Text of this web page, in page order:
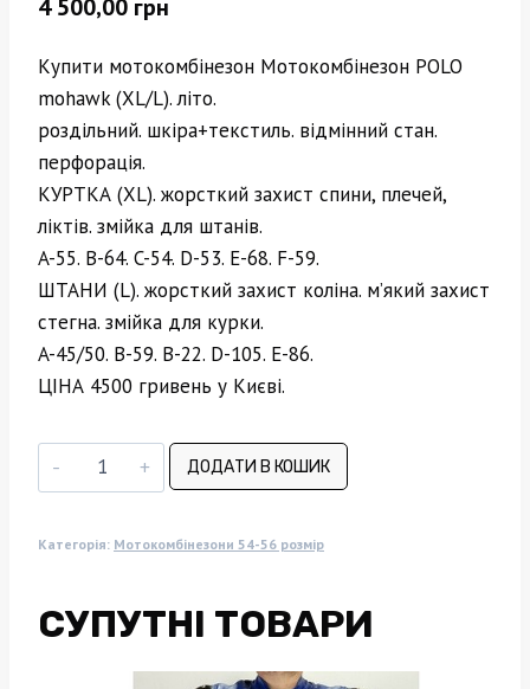
4 500,00 грн
Купити мотокомбінезон Мотокомбінезон POLO
mohawk (XL/L). літо.
роздільний. шкіра+текстиль. відмінний стан.
перфорація.
КУРТКА (XL). жорсткий захист спини, плечей,
ліктів. змійка для штанів.
A-55. B-64. C-54. D-53. E-68. F-59.
ШТАНИ (L). жорсткий захист коліна. м’який захист
стегна. змійка для курки.
A-45/50. B-59. B-22. D-105. E-86.
ЦІНА 4500 гривень у Києві.
Мотокомбінезон
POLO
літо
ДОДАТИ В КОШИК
Категорія: Мотокомбінезони 54-56 розмір
СУПУТНІ ТОВАРИ